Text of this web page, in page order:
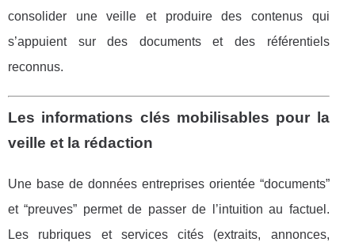
consolider une veille et produire des contenus qui
s’appuient sur des documents et des référentiels
reconnus.
Les informations clés mobilisables pour la
veille et la rédaction
Une base de données entreprises orientée “documents”
et “preuves” permet de passer de l’intuition au factuel.
Les rubriques et services cités (extraits, annonces,